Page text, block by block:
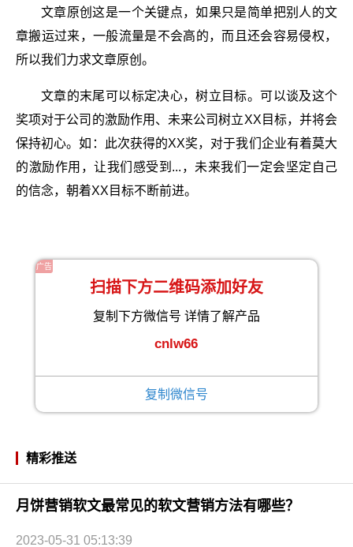
文章原创这是一个关键点，如果只是简单把别人的文
章搬运过来，一般流量是不会高的，而且还会容易侵权，
所以我们力求文章原创。
文章的末尾可以标定决心，树立目标。可以谈及这个
奖项对于公司的激励作用、未来公司树立XX目标，并将会
保持初心。如：此次获得的XX奖，对于我们企业有着莫大
的激励作用，让我们感受到...，未来我们一定会坚定自己
的信念，朝着XX目标不断前进。
广告
扫描下方二维码添加好友
复制下方微信号 详情了解产品
cnlw66
复制微信号
精彩推送
月饼营销软文最常见的软文营销方法有哪些？
2023-05-31 05:13:39